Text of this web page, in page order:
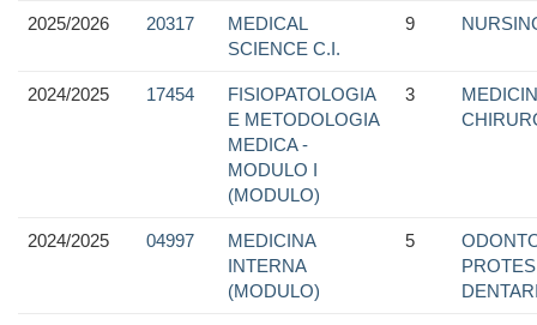
2025/2026 20317
MEDICAL
SCIENCE C.I.
9
2024/2025 17454
FISIOPATOLOGIA
E METODOLOGIA
MEDICA -
MODULO I
(MODULO)
3
2024/2025 04997
MEDICINA
INTERNA
(MODULO)
5